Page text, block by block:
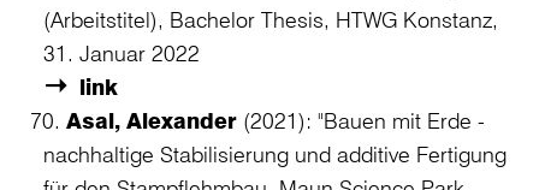
(Arbeitstitel), Bachelor Thesis, HTWG Konstanz,
31. Januar 2022
link
Asal, Alexander (2021): "Bauen mit Erde -
nachhaltige Stabilisierung und additive Fertigung